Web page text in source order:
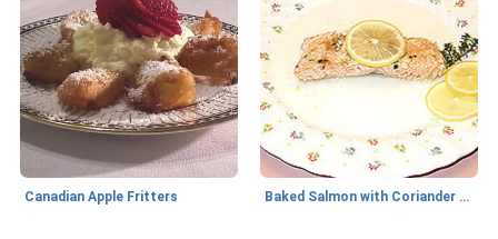
Canadian Apple Fritters Baked Salmon with Coriander and Thyme